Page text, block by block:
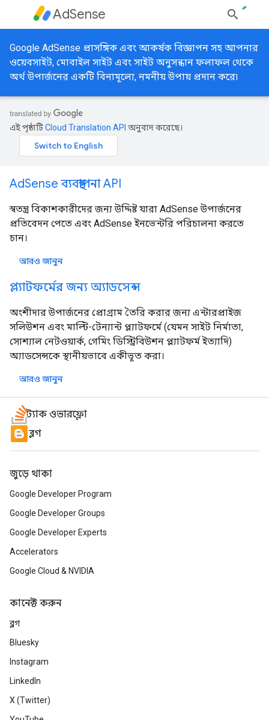
AdSense
Google AdSense প্রাসঙ্গিক এবং আকর্ষক বিজ্ঞাপন সহ আপনার
ওয়েবসাইট, মোবাইল সাইট এবং সাইট অনুসন্ধান ফলাফল থেকে
অর্থ উপার্জনের একটি বিনামূল্যে, নমনীয় উপায় প্রদান করে৷
এই পৃষ্ঠাটিCloud Translation API অনুবাদ করেছে।
AdSense ব্যবস্থাপনা API
স্বতন্ত্র বিকাশকারীদের জন্য উদ্দিষ্ট যারা AdSense উপার্জনের
প্রতিবেদন পেতে এবং AdSense ইনভেন্টরি পরিচালনা করতে
চান।
আরও জানুন
প্ল্যাটফর্মের জন্য অ্যাডসেন্স
অংশীদার উপার্জনের প্রোগ্রাম তৈরি করার জন্য এন্টারপ্রাইজ
সলিউশন এবং মাল্টি-টেন্যান্ট প্ল্যাটফর্মে (যেমন সাইট নির্মাতা,
সোশ্যাল নেটওয়ার্ক, গেমিং ডিস্ট্রিবিউশন প্ল্যাটফর্ম ইত্যাদি)
অ্যাডসেন্সকে স্থানীয়ভাবে একীভূত করা।
আরও জানুন
স্ট্যাক ওভারফ্লো
ব্লগ
জুড়ে থাকা
Google Developer Program
Google Developer Groups
Google Developer Experts
Accelerators
Google Cloud & NVIDIA
কানেক্ট করুন
ব্লগ
Bluesky
Instagram
LinkedIn
X (Twitter)